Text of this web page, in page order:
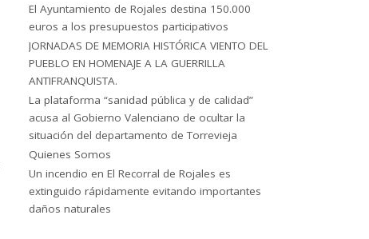
El Ayuntamiento de Rojales destina 150.000
euros a los presupuestos participativos
JORNADAS DE MEMORIA HISTÓRICA VIENTO DEL
PUEBLO EN HOMENAJE A LA GUERRILLA
ANTIFRANQUISTA.
La plataforma “sanidad pública y de calidad”
acusa al Gobierno Valenciano de ocultar la
situación del departamento de Torrevieja
Quienes Somos
Un incendio en El Recorral de Rojales es
extinguido rápidamente evitando importantes
daños naturales